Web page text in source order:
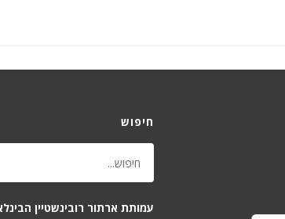
חיפוש
עמותת ארתור רובינשטיין